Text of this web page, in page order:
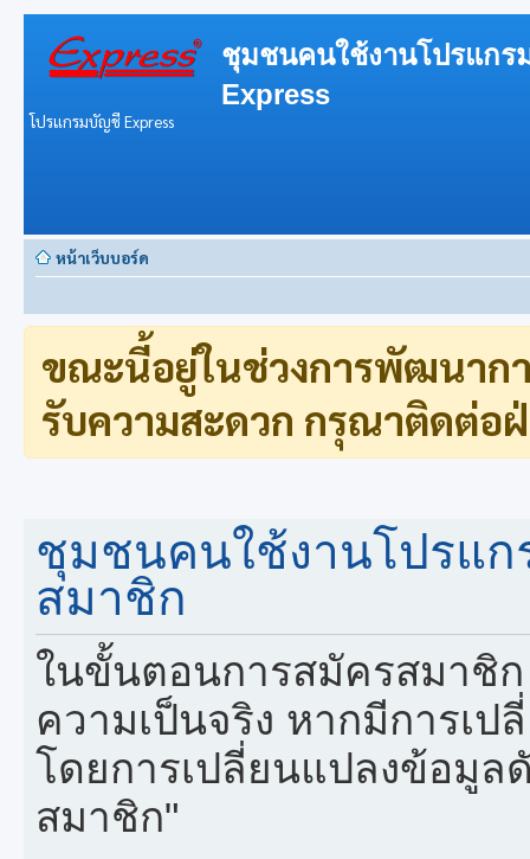
ชุมชนคนใช้งานโปรแก
Express
โปรแกรมบัญชี Express
หน้าเว็บบอร์ด
ขณะนี้อยู่ในช่วงการพัฒนาก
รับความสะดวก กรุณาติดต่อ
ชุมชนคนใช้งานโปรแ
สมาชิก
ในขั้นตอนการสมัครสมาชิ
ความเป็นจริง หากมีการเ
โดยการเปลี่ยนแปลงข้อมูล
สมาชิก"